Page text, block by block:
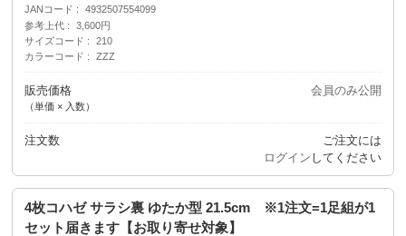
JANコード
4932507554099
参考上代
3,600円
サイズコード
210
カラーコード
ZZZ
販売価格
（単価 × 入数）
会員のみ公開
注文数
ご注文には
ログイン してください
4枚コハゼ サラシ裏 ゆたか型 21.5cm ※1注文=1足組が1
セット届きます【お取り寄せ対象】